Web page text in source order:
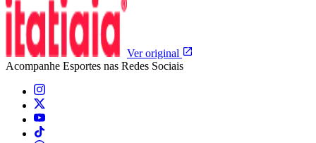
Ver original
Acompanhe Esportes nas Redes Sociais